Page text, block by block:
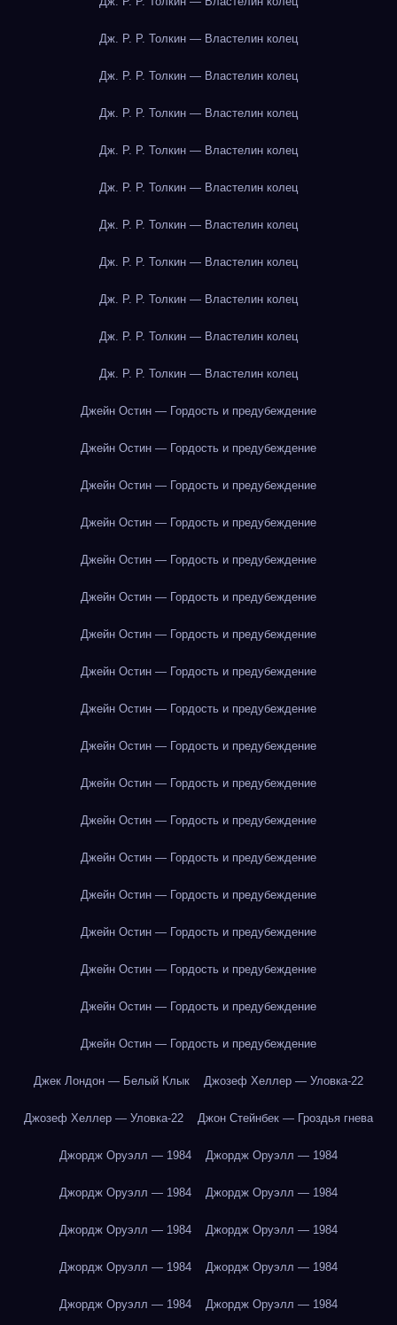
Дж. Р. Р. Толкин — Властелин колец
Дж. Р. Р. Толкин — Властелин колец
Дж. Р. Р. Толкин — Властелин колец
Дж. Р. Р. Толкин — Властелин колец
Дж. Р. Р. Толкин — Властелин колец
Дж. Р. Р. Толкин — Властелин колец
Дж. Р. Р. Толкин — Властелин колец
Дж. Р. Р. Толкин — Властелин колец
Дж. Р. Р. Толкин — Властелин колец
Дж. Р. Р. Толкин — Властелин колец
Джейн Остин — Гордость и предубеждение
Джейн Остин — Гордость и предубеждение
Джейн Остин — Гордость и предубеждение
Джейн Остин — Гордость и предубеждение
Джейн Остин — Гордость и предубеждение
Джейн Остин — Гордость и предубеждение
Джейн Остин — Гордость и предубеждение
Джейн Остин — Гордость и предубеждение
Джейн Остин — Гордость и предубеждение
Джейн Остин — Гордость и предубеждение
Джейн Остин — Гордость и предубеждение
Джейн Остин — Гордость и предубеждение
Джейн Остин — Гордость и предубеждение
Джейн Остин — Гордость и предубеждение
Джейн Остин — Гордость и предубеждение
Джейн Остин — Гордость и предубеждение
Джейн Остин — Гордость и предубеждение
Джейн Остин — Гордость и предубеждение
Джек Лондон — Белый Клык Джозеф Хеллер — Уловка-22
Джозеф Хеллер — Уловка-22 Джон Стейнбек — Гроздья гнева
Джордж Оруэлл — 1984 Джордж Оруэлл — 1984
Джордж Оруэлл — 1984 Джордж Оруэлл — 1984
Джордж Оруэлл — 1984 Джордж Оруэлл — 1984
Джордж Оруэлл — 1984 Джордж Оруэлл — 1984
Джордж Оруэлл — 1984 Джордж Оруэлл — 1984